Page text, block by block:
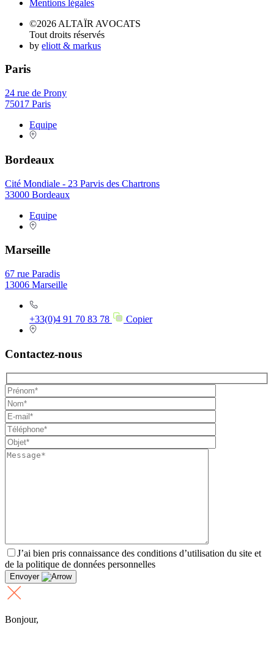
Mentions légales
©2026 ALTAÏR AVOCATS
Tout droits réservés
by eliott & markus
Paris
24 rue de Prony
75017 Paris
Equipe
Bordeaux
Cité Mondiale - 23 Parvis des Chartrons
33000 Bordeaux
Equipe
Marseille
67 rue Paradis
13006 Marseille
+33(0)4 91 70 83 78 Copier
Contactez-nous
J’ai bien pris connaissance des conditions d’utilisation du site et
de la politique de données personnelles
Envoyer
Bonjour,